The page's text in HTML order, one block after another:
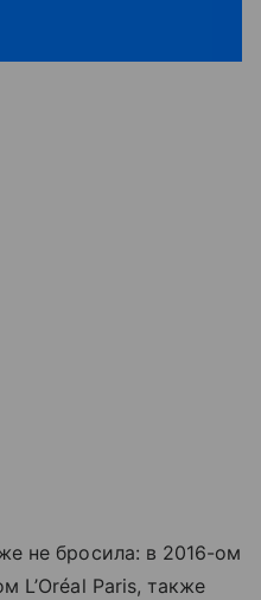
не бросила: в 2016-ом
L’Oréal Paris, также